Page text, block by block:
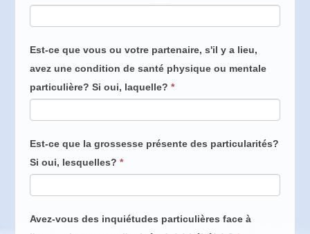
Est-ce que vous ou votre partenaire, s'il y a lieu,
avez une condition de santé physique ou mentale
particulière? Si oui, laquelle? *
Est-ce que la grossesse présente des particularités?
Si oui, lesquelles? *
Avez-vous des inquiétudes particulières face à